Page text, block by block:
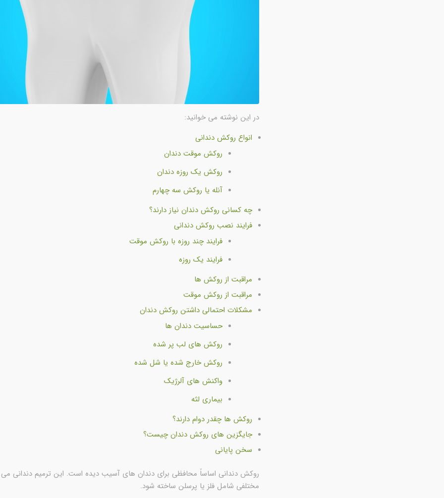
در این نوشته می خوانید:
انواع روکش دندانی
روکش موقت دندان
روکش یک روزه دندان
آنله یا روکش سه چهارم
چه کسانی روکش دندان نیاز دارند؟
فرایند نصب روکش دندانی
فرایند چند روزه با روکش موقت
فرایند یک روزه
مراقبت از روکش ها
مراقبت از روکش موقت
مشکلات احتمالی داشتن روکش دندان
حساسیت دندان ها
روکش های لب پر شده
روکش خارج شده یا شل شده
واکنش های آلرژیک
بیماری لثه
روکش ها چقدر دوام دارند؟
جایگزین های روکش دندان چیست؟
سخن پایانی
روکش دندانی اساساً محافظی برای دندان های آسیب دیده است. این ترمیم دندانی می
مختلفی شامل فلز یا پرسلن ساخته شود.